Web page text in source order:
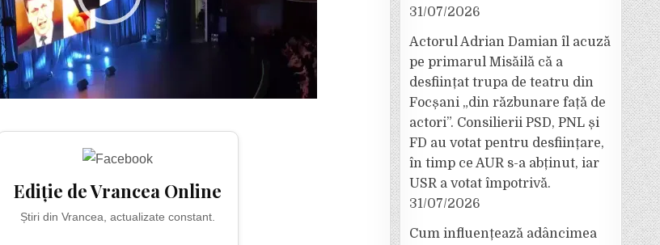
Ediție de Vrancea Online
Știri din Vrancea, actualizate constant.
31/07/2026
Actorul Adrian Damian îl acuză
pe primarul Misăilă că a
desființat trupa de teatru din
Focșani „din răzbunare față de
actori”. Consilierii PSD, PNL și
FD au votat pentru desființare,
în timp ce AUR s-a abținut, iar
USR a votat împotrivă.
31/07/2026
Cum influențează adâncimea